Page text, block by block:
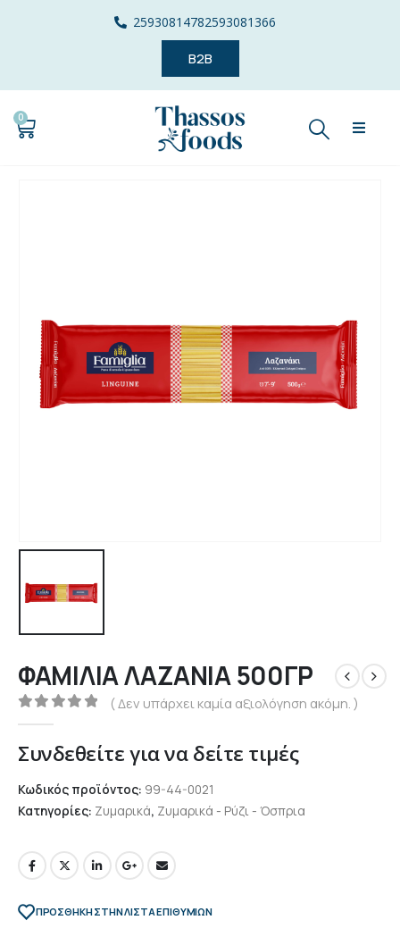
25930814782593081366
B2B
0
ΦΑΜΙΛΙΑ ΛΑΖΑΝΙΑ 500ΓΡ
0out of 5
( Δεν υπάρχει καμία αξιολόγηση ακόμη. )
Συνδεθείτε για να δείτε τιμές
Κωδικός προϊόντος: 99-44-0021
Κατηγορίες: Ζυμαρικά, Ζυμαρικά - Ρύζι - Όσπρια
ΠΡΌΣΘΉΚΗ ΣΤΗΝ ΛΊΣΤΑ ΕΠΙΘΥΜΙΏΝ